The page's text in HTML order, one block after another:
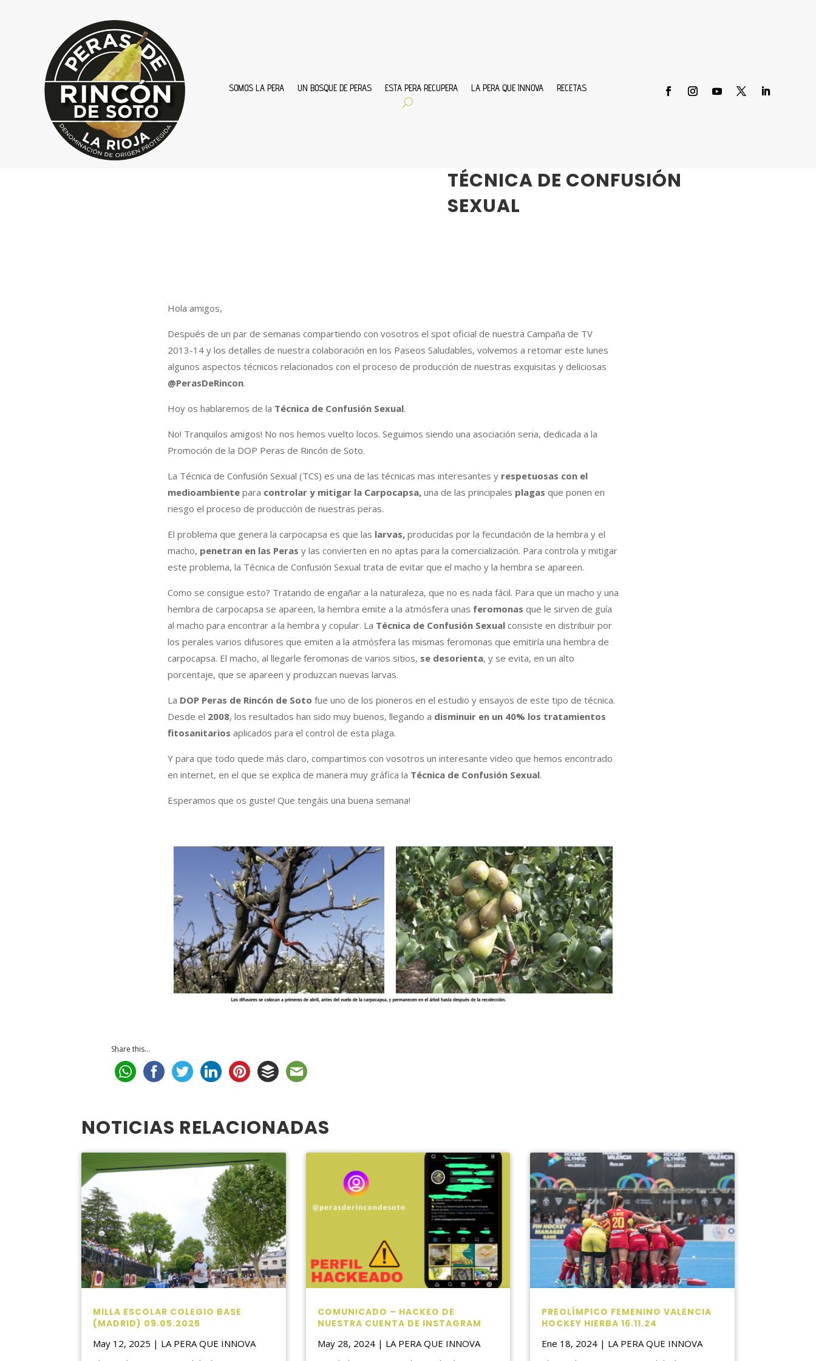
SOMOS LA PERA UN BOSQUE DE PERAS ESTA PERA RECUPERA LA PERA QUE INNOVA RECETAS
TÉCNICA DE CONFUSIÓN
SEXUAL
Hola amigos,
Después de un par de semanas compartiendo con vosotros el spot oficial de nuestra Campaña de TV
2013-14 y los detalles de nuestra colaboración en los Paseos Saludables, volvemos a retomar este lunes
algunos aspectos técnicos relacionados con el proceso de producción de nuestras exquisitas y deliciosas
@PerasDeRincon.
Hoy os hablaremos de la Técnica de Confusión Sexual.
No! Tranquilos amigos! No nos hemos vuelto locos. Seguimos siendo una asociación seria, dedicada a la
Promoción de la DOP Peras de Rincón de Soto.
La Técnica de Confusión Sexual (TCS) es una de las técnicas mas interesantes y respetuosas con el
medioambientepara controlar y mitigar la Carpocapsa, una de las principales plagas que ponen en
riesgo el proceso de producción de nuestras peras.
El problema que genera la carpocapsa es que las larvas, producidas por la fecundación de la hembra y el
macho, penetran en las Peras y las convierten en no aptas para la comercialización. Para controla y mitigar
este problema, la Técnica de Confusión Sexual trata de evitar que el macho y la hembra se apareen.
Como se consigue esto? Tratando de engañar a la naturaleza, que no es nada fácil. Para que un macho y una
hembra de carpocapsa se apareen, la hembra emite a la atmósfera unas feromonas que le sirven de guía
al macho para encontrar a la hembra y copular. La Técnica de Confusión Sexualconsiste en distribuir por
los perales varios difusores que emiten a la atmósfera las mismas feromonas que emitiría una hembra de
carpocapsa. El macho, al llegarle feromonas de varios sitios, se desorienta, y se evita, en un alto
porcentaje, que se apareen y produzcan nuevas larvas.
La DOP Peras de Rincón de Soto fue uno de los pioneros en el estudio y ensayos de este tipo de técnica.
Desde el 2008, los resultados han sido muy buenos, llegando a disminuir en un 40% los tratamientos
fitosanitarios aplicados para el control de esta plaga.
Y para que todo quede más claro, compartimos con vosotros un interesante video que hemos encontrado
en internet, en el que se explica de manera muy gráfica la Técnica de Confusión Sexual.
Esperamos que os guste! Que tengáis una buena semana!
Share this...
NOTICIAS RELACIONADAS
MILLA ESCOLAR COLEGIO BASE
(MADRID) 09.05.2025
May 12, 2025 | LA PERA QUE INNOVA
COMUNICADO – HACKEO DE
NUESTRA CUENTA DE INSTAGRAM
May 28, 2024| LA PERA QUE INNOVA
PREOLÍMPICO FEMENINO VALENCIA
HOCKEY HIERBA 16.11.24
Ene 18, 2024| LA PERA QUE INNOVA